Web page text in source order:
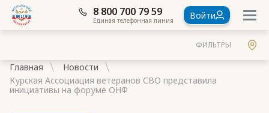
8 800 700 79 59
Единая телефонная линия Войти
ФИЛЬТРЫ
Главная
Новости
Курская Ассоциация ветеранов СВО представила
инициативы на форуме ОНФ